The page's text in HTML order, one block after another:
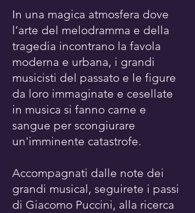
In una magica atmosfera dove
l’arte del melodramma e della
tragedia incontrano la favola
moderna e urbana, i grandi
musicisti del passato e le figure
da loro immaginate e cesellate
in musica si fanno carne e
sangue per scongiurare
un'imminente catastrofe.
Accompagnati dalle note dei
grandi musical, seguirete i passi
di Giacomo Puccini, alla ricerca